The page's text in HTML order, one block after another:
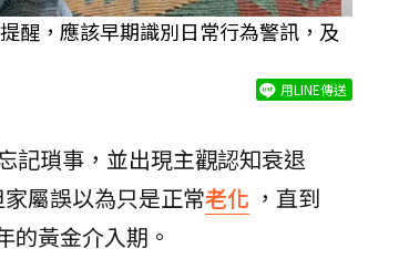
醒，應該早期識別日常行為警訊，及
用LINE傳送
記瑣事，並出現主觀認知衰退
家屬誤以為只是正常老化 ，直到
的黃金介入期。